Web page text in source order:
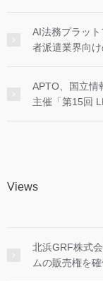
AI法務プラッ
者派遣業界向
APTO、国立情
主催「第15回
Views
北浜GRF株式
ムの販売権を確